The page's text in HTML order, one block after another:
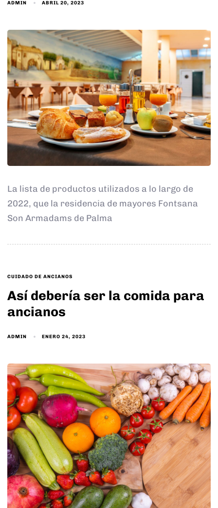
ADMIN ABRIL 20, 2023
La lista de productos utilizados a lo largo de
2022, que la residencia de mayores Fontsana
Son Armadams de Palma
TAGS
CUIDADO DE ANCIANOS
Así debería ser la comida para
ancianos
ADMIN ENERO 24, 2023